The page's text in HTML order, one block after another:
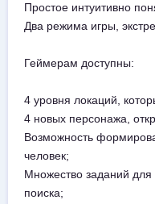
Простое интуитивно
Два режима игры,
Геймерам доступны:
4 уровня локаций,
4 новых персонажа,
Возможность
человек;
Множество заданий
поиска;